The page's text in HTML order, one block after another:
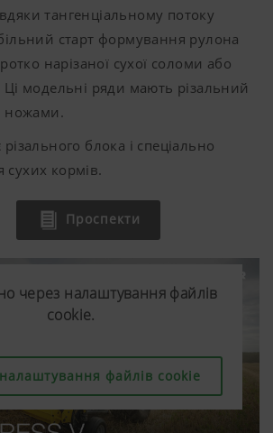
тангенціальному потоку
старт формування рулона
нарізаної сухої соломи або
Ці модельні ряди мають різальний
ножами.
різального блока і спеціально
кормів.
Проспекти
через налаштування файлів
cookie.
файлів cookie
через налаштування файлів
cookie.
файлів cookie
через налаштування файлів
cookie.
файлів cookie